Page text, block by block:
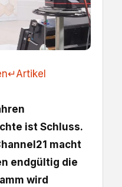
↵Artikel
ist Schluss.
macht
endgültig die
wird